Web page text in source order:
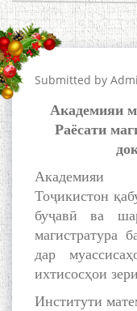
Submitted by
Академияи
Раёсати
Тоҷикистон
буҷавӣ ва
магистратура
дар
ихтисосҳои
Институти